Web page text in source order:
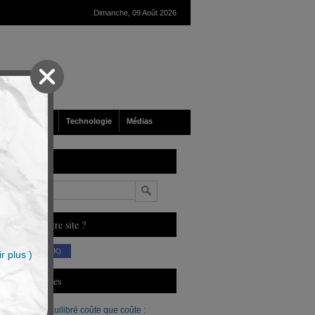
Dimanche, 09 Août 2026
Société Technologie Médias
Vous aimez notre site ?
(230 K)
Derniers Articles
Un budget équilibré coûte que coûte :
plus )